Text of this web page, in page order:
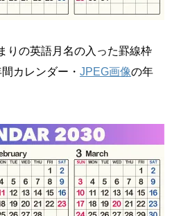
りの英語月名の入った罫線枠
カレンダー・ JPEG画像の年